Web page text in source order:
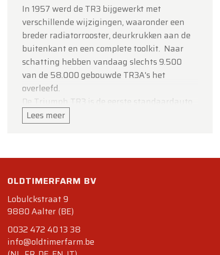
In 1957 werd de TR3 bijgewerkt met
verschillende wijzigingen, waaronder een
breder radiatorrooster, deurkrukken aan de
buitenkant en een complete toolkit. Naar
schatting hebben vandaag slechts 9.500
van de 58.000 gebouwde TR3A's het
overleefd.
De Triumph TR3 is de eerste standaardauto
met standaard schijfremmen en stond ook
bekend om zijn superieure remvermogen.
Carrosserie:
lengte/breedte/hoogte/wielbasis (cm) :
384/141/127/223; gewicht : 904 kg.
Mechaniek. 4 cilinder in lijn 1991 cc, voorin,
8 kleppen, 2 carbus SU; manuele
Lees meer
OLDTIMERFARM BV
Lobulckstraat 9
9880 Aalter (BE)
0032 472 40 13 38
info@oldtimerfarm.be